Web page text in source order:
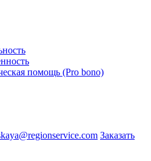
помощь (Pro bono)
Заказать